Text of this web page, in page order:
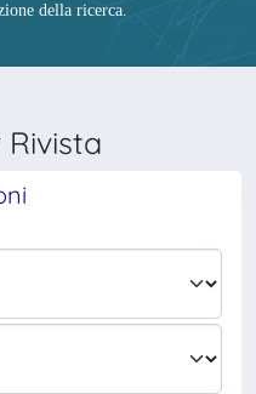
della ricerca.